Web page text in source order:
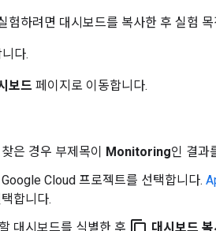
험하려면 대시보드를 복사한 후 실험
다.
보드 페이지로 이동합니다.
은 경우 부제목이 Monitoring인 결과
Cloud 프로젝트를 선택합니다.
합니다.
대시보드를 식별한 후 대시보드